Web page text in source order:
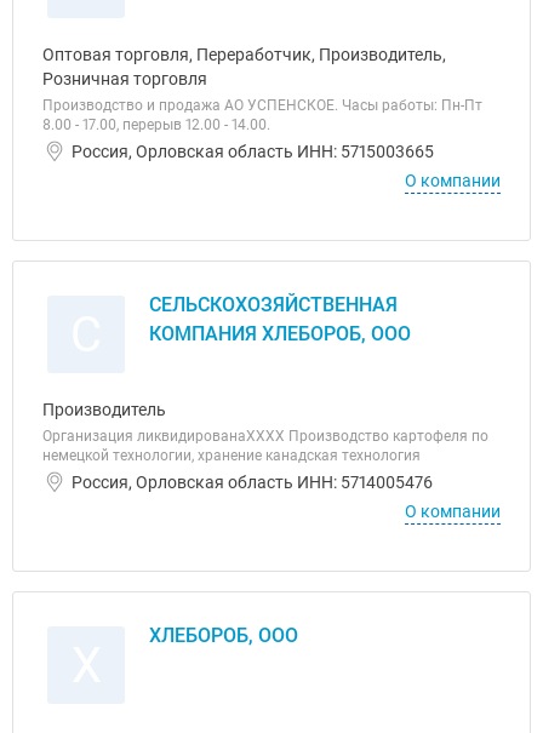
Оптовая торговля, Переработчик, Производитель,
Розничная торговля
Производство и продажа АО УСПЕНСКОЕ. Часы работы: Пн-Пт
8.00 - 17.00, перерыв 12.00 - 14.00.
Россия, Орловская область ИНН: 5715003665
О компании
СЕЛЬСКОХОЗЯЙСТВЕННАЯ
КОМПАНИЯ ХЛЕБОРОБ, ООО
Производитель
Организация ликвидированаХХХХ Производство картофеля по
немецкой технологии, хранение канадская технология
Россия, Орловская область ИНН: 5714005476
О компании
ХЛЕБОРОБ, ООО